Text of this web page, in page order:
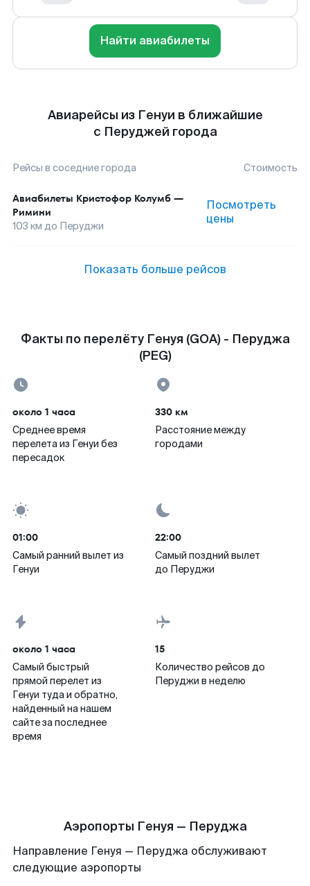
Найти авиабилеты
Авиарейсы из Генуи в ближайшие
с Перуджей города
Рейсы в соседние города Стоимость
Авиабилеты Кристофор Колумб —
Римини
103 км до Перуджи
Посмотреть
цены
Показать больше рейсов
Факты по перелёту Генуя (GOA) - Перуджа
(PEG)
около 1 часа
Среднее время
перелета из Генуи без
пересадок
330 км
Расстояние между
городами
01:00
Самый ранний вылет из
Генуи
22:00
Самый поздний вылет
до Перуджи
около 1 часа
Самый быстрый
прямой перелет из
Генуи туда и обратно,
найденный на нашем
сайте за последнее
время
15
Количество рейсов до
Перуджи в неделю
Аэропорты Генуя — Перуджа
Направление Генуя — Перуджа обслуживают
следующие аэропорты